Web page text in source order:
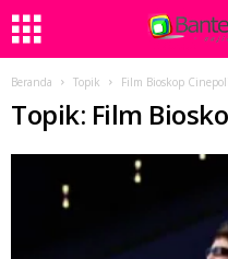
Beranda Topik Film Bioskop
Topik: Film